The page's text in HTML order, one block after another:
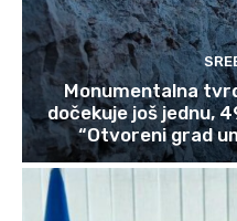
Monumentalna
dočekuje još jednu,
“Otvoreni grad